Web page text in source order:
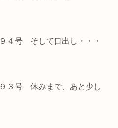
４号 そして口出し・・・
３号 休みまで、あと少し